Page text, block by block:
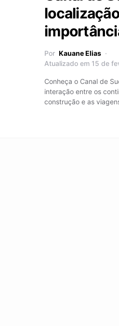
Por Kauane Elias
Atualizado em 15 de
Conheça o Canal de
interação entre os
construção e as